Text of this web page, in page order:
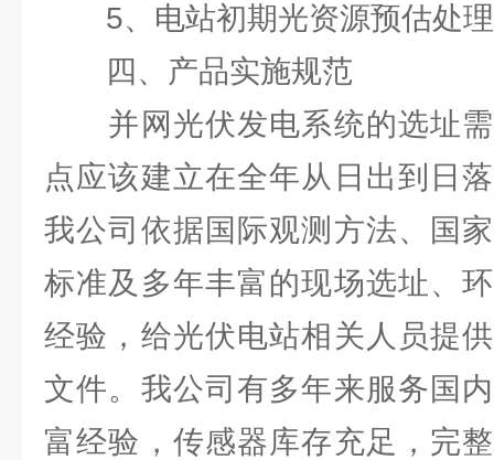
5、电站初期光资源预估处理
四、产品实施规范
并网光伏发电系统的选址需
点应该建立在全年从日出到日
我公司依据国际观测方法、国
标准及多年丰富的现场选址、
经验，给光伏电站相关人员提
文件。我公司有多年来服务国
富经验，传感器库存充足，完